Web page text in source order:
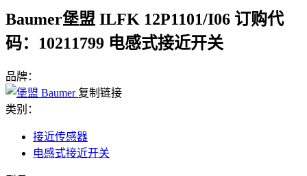
Baumer堡盟 ILFK 12P1101/I06 订购代
码：10211799 电感式接近开关
品牌：
复制链接
类别：
接近传感器
电感式接近开关